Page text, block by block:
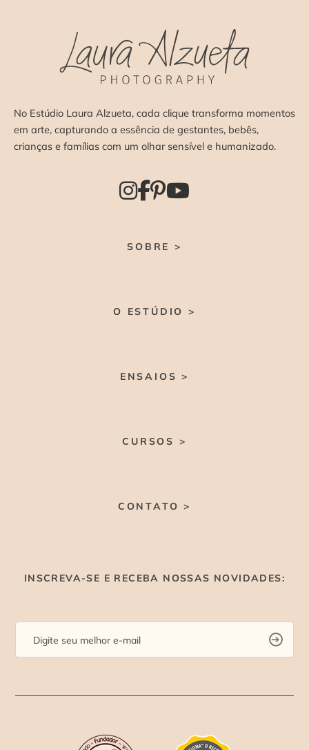
No Estúdio Laura Alzueta, cada clique transforma momentos
em arte, capturando a essência de gestantes, bebês,
crianças e famílias com um olhar sensível e humanizado.
SOBRE >
O ESTÚDIO >
ENSAIOS >
CURSOS >
CONTATO >
INSCREVA-SE E RECEBA NOSSAS NOVIDADES: